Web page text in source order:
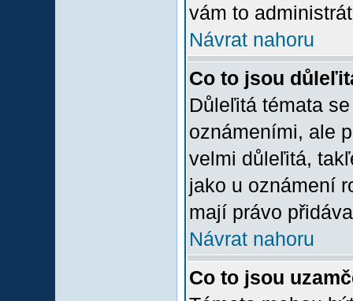
vám to
Návrat nahoru
Co to jsou
Důleľitá témata
oznámeními, ale
velmi důleľitá,
jako u oznámení
mají právo
Návrat nahoru
Co to jsou